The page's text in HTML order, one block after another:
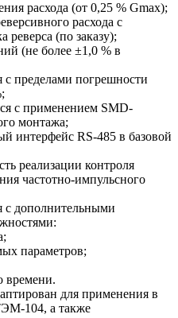
расхода (от 0,25 % Gmax);
расхода с
реверса (по заказу);
(не более ±1,0 % в
с пределами погрешности
с применением SMD-
монтажа;
интерфейс RS-485 в базовой
реализации контроля
частотно-импульсного
с дополнительными
параметров;
времени.
для применения в
104, а также